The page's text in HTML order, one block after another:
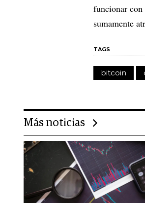
funcionar con
sumamente
TAGS
bitcoin
Más noticias